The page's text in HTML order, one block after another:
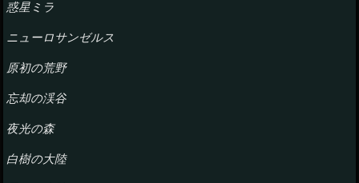
惑星ミラ
ニューロサンゼルス
原初の荒野
忘却の渓谷
夜光の森
白樹の大陸